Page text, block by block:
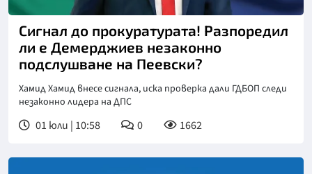
Сигнал до прокуратурата! Разпоредил
ли е Демерджиев незаконно
подслушване на Пеевски?
Хамид Хамид внесе сигнала, иска проверка дали ГДБОП следи
незаконно лидера на ДПС
01 юли | 10:58 0 1662